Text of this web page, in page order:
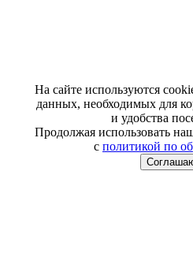
На сайте используются
данных, необходимых для
и удобства
Продолжая использовать
с политикой по